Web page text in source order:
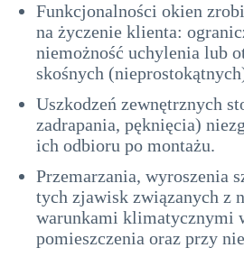
Funkcjonalności okien
na życzenie klienta:
niemożność uchylenia lub
skośnych
Uszkodzeń zewnętrznych
zadrapania, pęknięcia)
ich odbioru po montażu.
Przemarzania, wyroszenia
tych zjawisk związanych z
warunkami klimatycznymi
pomieszczenia oraz przy